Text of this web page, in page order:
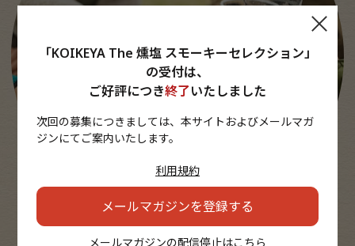
「KOIKEYA The 燻塩 スモーキーセレクション」
の受付は、
ご好評につき終了いたしました
次回の募集につきましては、本サイトおよびメールマガ
ジンにてご案内いたします。
利用規約
メールマガジンを登録する
メールマガジンの配信停止はこちら